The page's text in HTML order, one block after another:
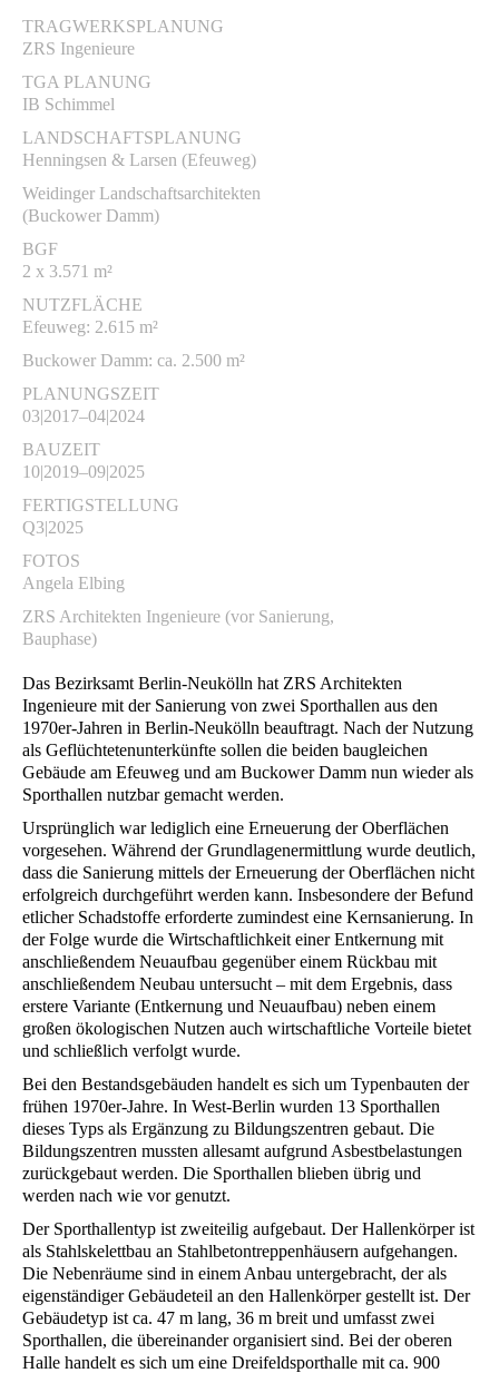
TRAGWERKSPLANUNG
ZRS Ingenieure
TGA PLANUNG
IB Schimmel
LANDSCHAFTSPLANUNG
Henningsen & Larsen (Efeuweg)
Weidinger Landschaftsarchitekten
(Buckower Damm)
BGF
2 x 3.571 m²
NUTZFLÄCHE
Efeuweg: 2.615 m²
Buckower Damm: ca. 2.500 m²
PLANUNGSZEIT
03|2017–04|2024
BAUZEIT
10|2019–09|2025
FERTIGSTELLUNG
Q3|2025
FOTOS
Angela Elbing
ZRS Architekten Ingenieure (vor Sanierung,
Bauphase)
Das Bezirksamt Berlin-Neukölln hat ZRS Architekten
Ingenieure mit der Sanierung von zwei Sporthallen aus den
1970er-Jahren in Berlin-Neukölln beauftragt. Nach der Nutzung
als Geflüchtetenunterkünfte sollen die beiden baugleichen
Gebäude am Efeuweg und am Buckower Damm nun wieder als
Sporthallen nutzbar gemacht werden.
Ursprünglich war lediglich eine Erneuerung der Oberflächen
vorgesehen. Während der Grundlagenermittlung wurde deutlich,
dass die Sanierung mittels der Erneuerung der Oberflächen nicht
erfolgreich durchgeführt werden kann. Insbesondere der Befund
etlicher Schadstoffe erforderte zumindest eine Kernsanierung. In
der Folge wurde die Wirtschaftlichkeit einer Entkernung mit
anschließendem Neuaufbau gegenüber einem Rückbau mit
anschließendem Neubau untersucht – mit dem Ergebnis, dass
erstere Variante (Entkernung und Neuaufbau) neben einem
großen ökologischen Nutzen auch wirtschaftliche Vorteile bietet
und schließlich verfolgt wurde.
Bei den Bestandsgebäuden handelt es sich um Typenbauten der
frühen 1970er-Jahre. In West-Berlin wurden 13 Sporthallen
dieses Typs als Ergänzung zu Bildungszentren gebaut. Die
Bildungszentren mussten allesamt aufgrund Asbestbelastungen
zurückgebaut werden. Die Sporthallen blieben übrig und
werden nach wie vor genutzt.
Der Sporthallentyp ist zweiteilig aufgebaut. Der Hallenkörper ist
als Stahlskelettbau an Stahlbetontreppenhäusern aufgehangen.
Die Nebenräume sind in einem Anbau untergebracht, der als
eigenständiger Gebäudeteil an den Hallenkörper gestellt ist. Der
Gebäudetyp ist ca. 47 m lang, 36 m breit und umfasst zwei
Sporthallen, die übereinander organisiert sind. Bei der oberen
Halle handelt es sich um eine Dreifeldsporthalle mit ca. 900